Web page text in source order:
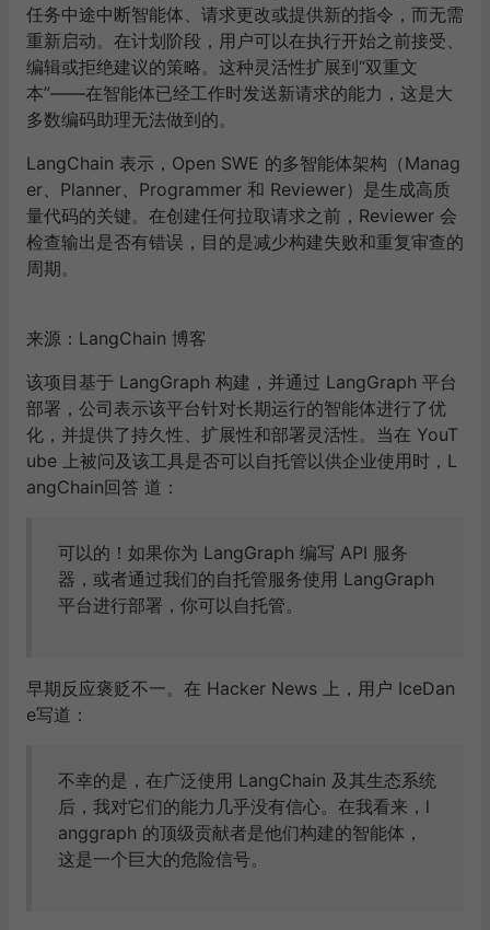
任务中途中断智能体、请求更改或提供新的指令，而无需
重新启动。在计划阶段，用户可以在执行开始之前接受、
编辑或拒绝建议的策略。这种灵活性扩展到“双重文
本”——在智能体已经工作时发送新请求的能力，这是大
多数编码助理无法做到的。
LangChain 表示，Open SWE 的多智能体架构（Manag
er、Planner、Programmer 和 Reviewer）是生成高质
量代码的关键。在创建任何拉取请求之前，Reviewer 会
检查输出是否有错误，目的是减少构建失败和重复审查的
周期。
来源：LangChain 博客
该项目基于 LangGraph 构建，并通过 LangGraph 平台
部署，公司表示该平台针对长期运行的智能体进行了优
化，并提供了持久性、扩展性和部署灵活性。当在 YouT
ube 上被问及该工具是否可以自托管以供企业使用时，L
angChain回答 道：
可以的！如果你为 LangGraph 编写 API 服务
器，或者通过我们的自托管服务使用 LangGraph
平台进行部署，你可以自托管。
早期反应褒贬不一。在 Hacker News 上，用户 IceDan
e写道：
不幸的是，在广泛使用 LangChain 及其生态系统
后，我对它们的能力几乎没有信心。在我看来，l
anggraph 的顶级贡献者是他们构建的智能体，
这是一个巨大的危险信号。